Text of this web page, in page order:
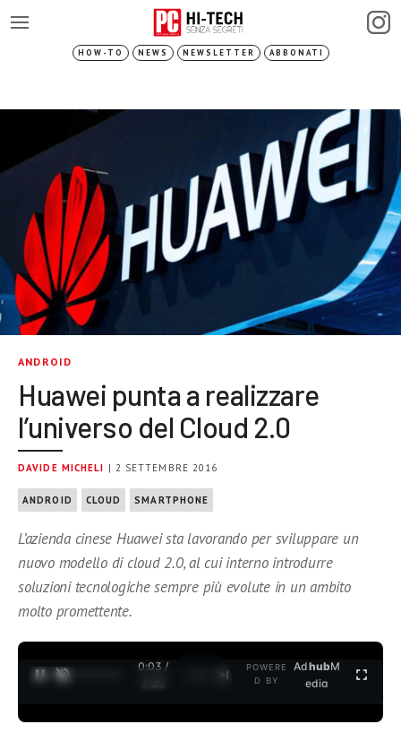
HOW-TO NEWS NEWSLETTER ABBONATI
ANDROID
Huawei punta a realizzare
l’universo del Cloud 2.0
DAVIDE MICHELI | 2 SETTEMBRE 2016
ANDROID CLOUD SMARTPHONE
L’azienda cinese Huawei sta lavorando per sviluppare un
nuovo modello di cloud 2.0, al cui interno introdurre
soluzioni tecnologiche sempre più evolute in un ambito
molto promettente.
0:04 /
3:35
POWERE
D BY
AdhubM
edia